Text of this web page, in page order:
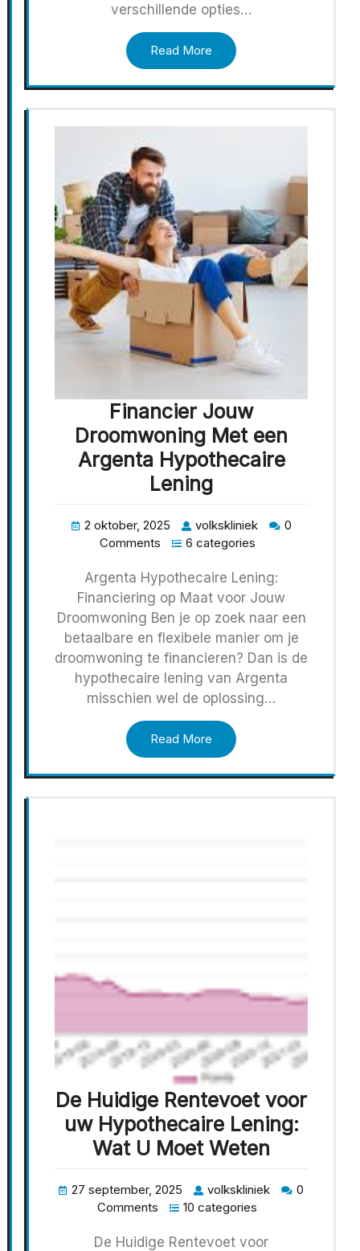
verschillende opties…
Read More
Financier Jouw
Droomwoning Met een
Argenta Hypothecaire
Lening
2 oktober, 2025 volkskliniek
0
Comments
6 categories
Argenta Hypothecaire Lening:
Financiering op Maat voor Jouw
Droomwoning Ben je op zoek naar een
betaalbare en flexibele manier om je
droomwoning te financieren? Dan is de
hypothecaire lening van Argenta
misschien wel de oplossing…
Read More
De Huidige Rentevoet voor
uw Hypothecaire Lening:
Wat U Moet Weten
27 september, 2025 volkskliniek
0
Comments
10 categories
De Huidige Rentevoet voor